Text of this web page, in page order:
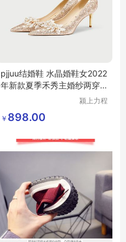
pjjuu结婚鞋 水晶婚鞋女2022
年新款夏季禾秀主婚纱两穿
颍上力程
￥ 898.00